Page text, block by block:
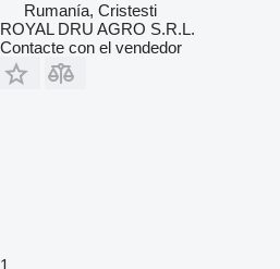
Rumanía, Cristesti
ROYAL DRU AGRO S.R.L.
Contacte con el vendedor